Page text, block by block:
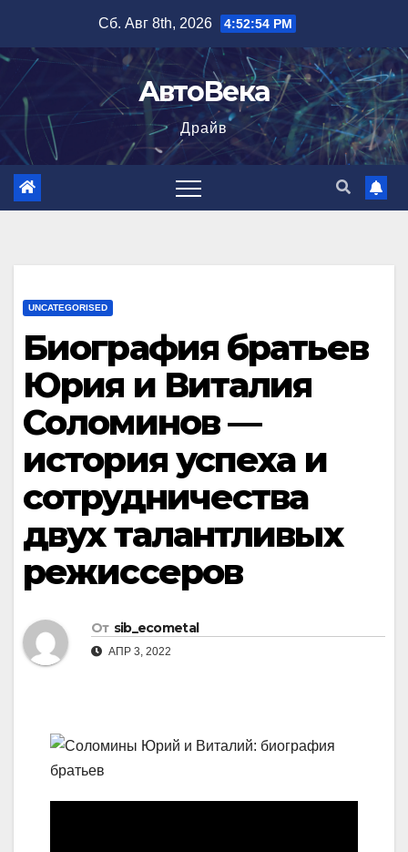
содержимому
Сб. Авг 8th, 2026 4:52:55 PM
АвтоВека
Драйв
UNCATEGORISED
Биография братьев
Юрия и Виталия
Соломинов —
история успеха и
сотрудничества
двух талантливых
режиссеров
От sib_ecometal
АПР 3, 2022